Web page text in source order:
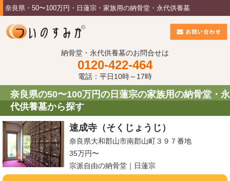
奈良県・50〜100万円・日蓮宗・家族用の納骨堂・永代供養墓
納骨堂・永代供養墓のお問合せは
0120-422-464
電話：平日10時～17時
奈良県の50〜100万円の日蓮宗の家族用の納骨堂・永
代供養墓から探す
速成寺（そくじょうじ）
奈良県大和郡山市南郡山町３９７番地
35万円〜
宗派自由の納骨堂｜日蓮宗